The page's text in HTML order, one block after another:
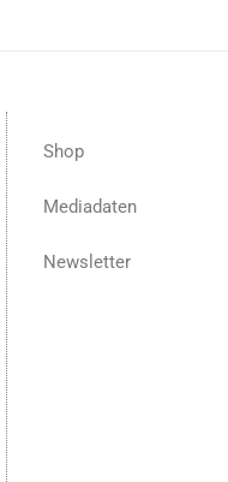
Shop
Mediadaten
Newsletter